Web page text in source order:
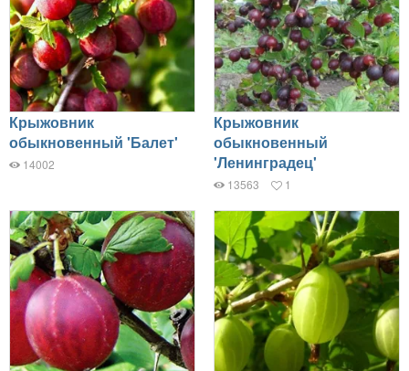
Крыжовник
обыкновенный 'Балет'
14002
Крыжовник
обыкновенный
'Ленинградец'
13563 1